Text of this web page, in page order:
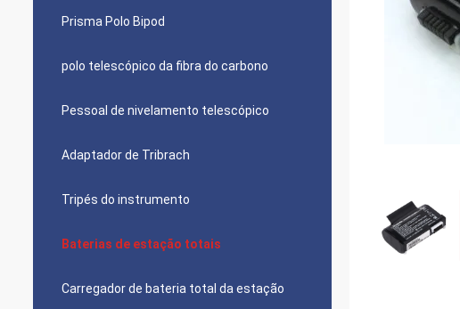
Prisma Polo Bipod
polo telescópico da fibra do carbono
Pessoal de nivelamento telescópico
Adaptador de Tribrach
Tripés do instrumento
Baterias de estação totais
Carregador de bateria total da estação